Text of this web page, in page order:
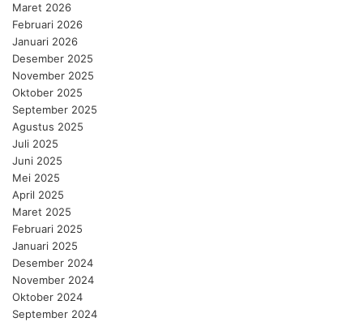
Maret 2026
Februari 2026
Januari 2026
Desember 2025
November 2025
Oktober 2025
September 2025
Agustus 2025
Juli 2025
Juni 2025
Mei 2025
April 2025
Maret 2025
Februari 2025
Januari 2025
Desember 2024
November 2024
Oktober 2024
September 2024